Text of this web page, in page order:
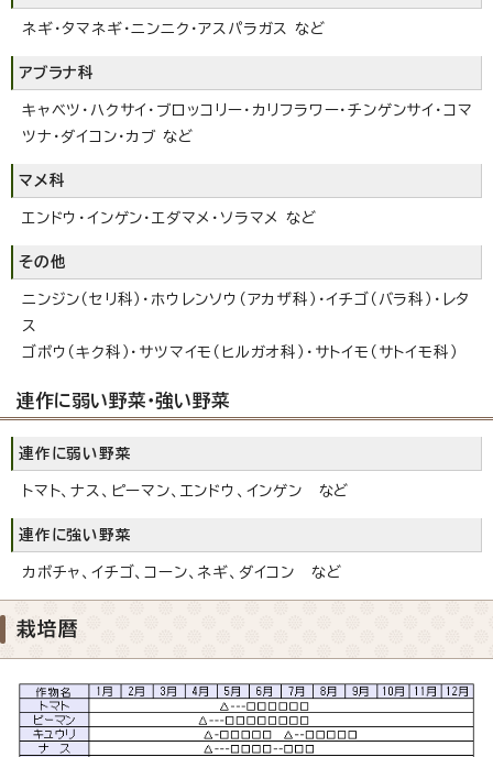
ネギ・タマネギ・ニンニク・アスパラガス など
アブラナ科
キャベツ・ハクサイ・ブロッコリー・カリフラワー・チンゲンサイ・コマ
ツナ・ダイコン・カブ など
マメ科
エンドウ・インゲン・エダマメ・ソラマメ など
その他
ニンジン（セリ科）・ホウレンソウ（アカザ科）・イチゴ（バラ科）・レタ
ス
ゴボウ（キク科）・サツマイモ（ヒルガオ科）・サトイモ（サトイモ科）
連作に弱い野菜・強い野菜
連作に弱い野菜
トマト、ナス、ピーマン、エンドウ、インゲン など
連作に強い野菜
カボチャ、イチゴ、コーン、ネギ、ダイコン など
栽培暦